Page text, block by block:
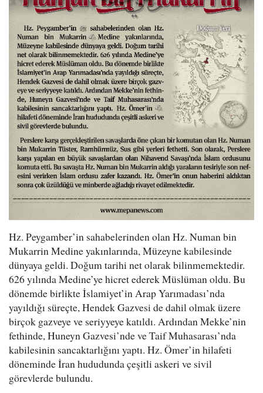
Hz. Peygamber’in sahabelerinden olan Hz. Numan bin
Mukarrin Medine yakınlarında, Müzeyne kabilesinde
dünyaya geldi. Doğum tarihi net olarak bilinmemektedir.
626 yılında Medine’ye hicret ederek Müslüman oldu. Bu
dönemde birlikte İslamiyet’in Arap Yarımadası’nda
yayıldığı süreçte, Hendek Gazvesi de dahil olmak üzere
birçok gazveye ve seriyyeye katıldı. Ardından Mekke’nin
fethinde, Huneyn Gazvesi’nde ve Taif Muhasarası’nda
kabilesinin sancaktarlığını yaptı. Hz. Ömer’in hilafeti
döneminde İran hududunda çeşitli askeri ve sivil
görevlerde bulundu.